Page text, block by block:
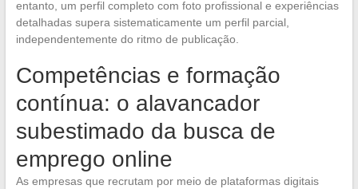
entanto, um perfil completo com foto profissional e experiências
detalhadas supera sistematicamente um perfil parcial,
independentemente do ritmo de publicação.
Competências e formação
contínua: o alavancador
subestimado da busca de
emprego online
As empresas que recrutam por meio de plataformas digitais